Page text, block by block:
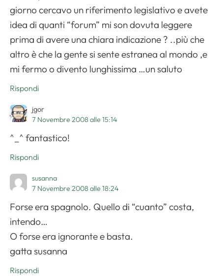
giorno cercavo un riferimento legislativo e avete
idea di quanti “forum” mi son dovuta leggere
prima di avere una chiara indicazione ? ..più che
altro è che la gente si sente estranea al mondo ,e
mi fermo o divento lunghissima …un saluto
Rispondi
jgor
7 Novembre 2008 alle 15:14
^_^ fantastico!
Rispondi
susanna
7 Novembre 2008 alle 18:24
Forse era spagnolo. Quello di “cuanto” costa,
intendo…
O forse era ignorante e basta.
gatta susanna
Rispondi